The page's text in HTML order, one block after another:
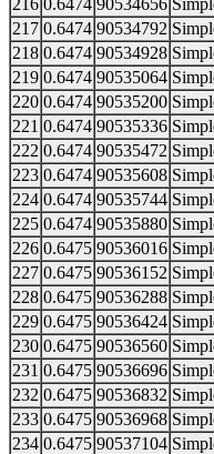
216 0.6474 90534656
217 0.6474 90534792
218 0.6474 90534928
219 0.6474 90535064
220 0.6474 90535200
221 0.6474 90535336
222 0.6474 90535472
223 0.6474 90535608
224 0.6474 90535744
225 0.6474 90535880
226 0.6475 90536016
227 0.6475 90536152
228 0.6475 90536288
229 0.6475 90536424
230 0.6475 90536560
231 0.6475 90536696
232 0.6475 90536832
233 0.6475 90536968
234 0.6475 90537104